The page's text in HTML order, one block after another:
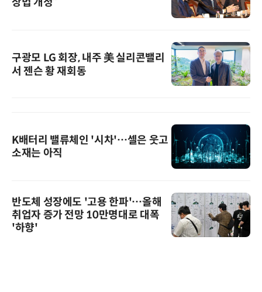
구광모 LG 회장, 내주 美 실리콘밸리
서 젠슨 황 재회동
K배터리 밸류체인 '시차'…셀은 웃고
소재는 아직
반도체 성장에도 '고용 한파'…올해
취업자 증가 전망 10만명대로 대폭
'하향'